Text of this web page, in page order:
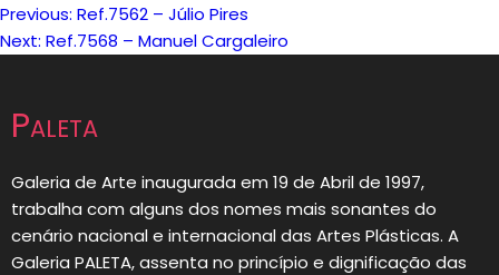
Navegação
artigos
Previous: Ref.7562 – Júlio Pires
Next: Ref.7568 – Manuel Cargaleiro
Paleta
Galeria de Arte inaugurada em 19 de Abril de 1997,
trabalha com alguns dos nomes mais sonantes do
cenário nacional e internacional das Artes Plásticas. A
Galeria PALETA, assenta no princípio e dignificação das